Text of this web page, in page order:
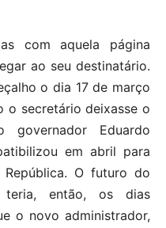
com aquela página
ao seu destinatário.
o dia 17 de março
o secretário deixasse o
governador Eduardo
em abril para
O futuro do
então, os dias
o novo administrador,